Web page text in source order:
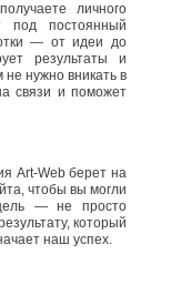
личного
под постоянный
— от идеи до
результаты и
нужно вникать в
связи и поможет
Art-Web берет на
чтобы вы могли
— не просто
который
наш успех.